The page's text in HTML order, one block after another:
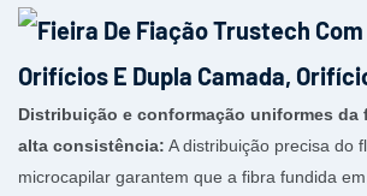
Distribuição e conformação uniformes da
alta consistência: A distribuição precisa do
microcapilar garantem que a fibra fundida